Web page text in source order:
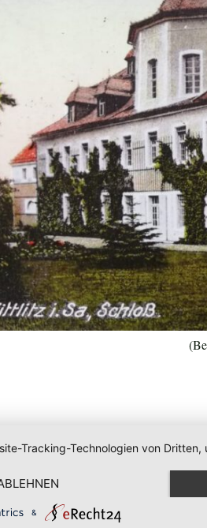
Tracking-Technologien von
&